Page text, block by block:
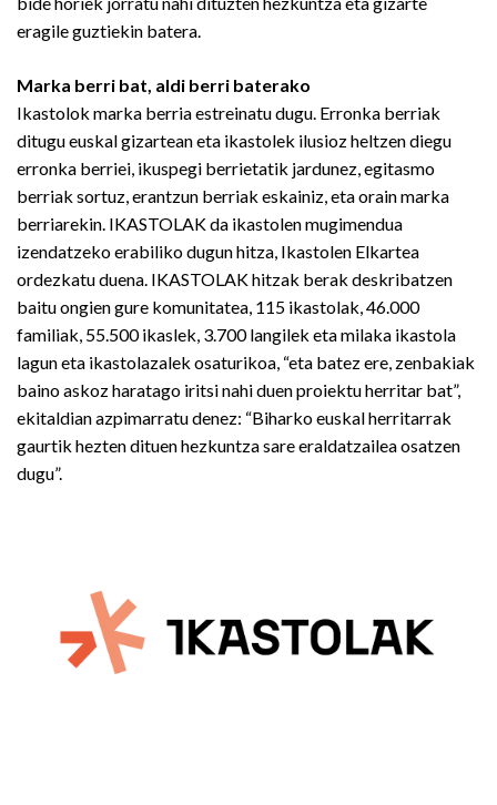
eragile guztiekin batera.
Marka berri bat, aldi berri baterako
Ikastolok marka berria estreinatu dugu. Erronka berriak
ditugu euskal gizartean eta ikastolek ilusioz heltzen diegu
erronka berriei, ikuspegi berrietatik jardunez, egitasmo
berriak sortuz, erantzun berriak eskainiz, eta orain marka
berriarekin. IKASTOLAK da ikastolen mugimendua
izendatzeko erabiliko dugun hitza, Ikastolen Elkartea
ordezkatu duena. IKASTOLAK hitzak berak deskribatzen
baitu ongien gure komunitatea, 115 ikastolak, 46.000
familiak, 55.500 ikaslek, 3.700 langilek eta milaka ikastola
lagun eta ikastolazalek osaturikoa, “eta batez ere, zenbakiak
baino askoz haratago iritsi nahi duen proiektu herritar bat”,
ekitaldian azpimarratu denez: “Biharko euskal herritarrak
gaurtik hezten dituen hezkuntza sare eraldatzailea osatzen
dugu”.